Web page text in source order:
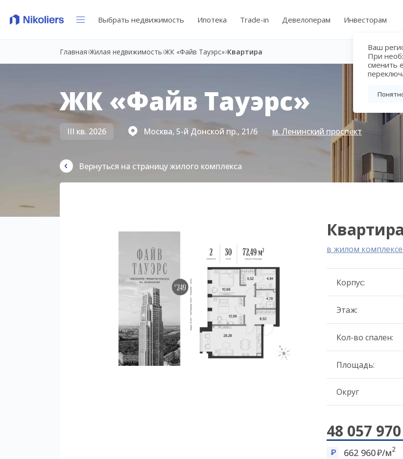
Выбрать недвижимость Ипотека Trade-in Девелоперам Инвесторам
Ваш
При
сменить
Главная Жилая недвижимость ЖК «Файв Тауэрс» Квартира
ЖК «Файв Тауэрс»
III кв. 2026 Москва, 5-й Донской пр., 21/6 м. Ленинский проспект
Вернуться на страницу жилого комплекса
в жилом
Корпус:
Этаж:
Кол-во спален:
Площадь:
Округ
48 057 970
662 960 /м2